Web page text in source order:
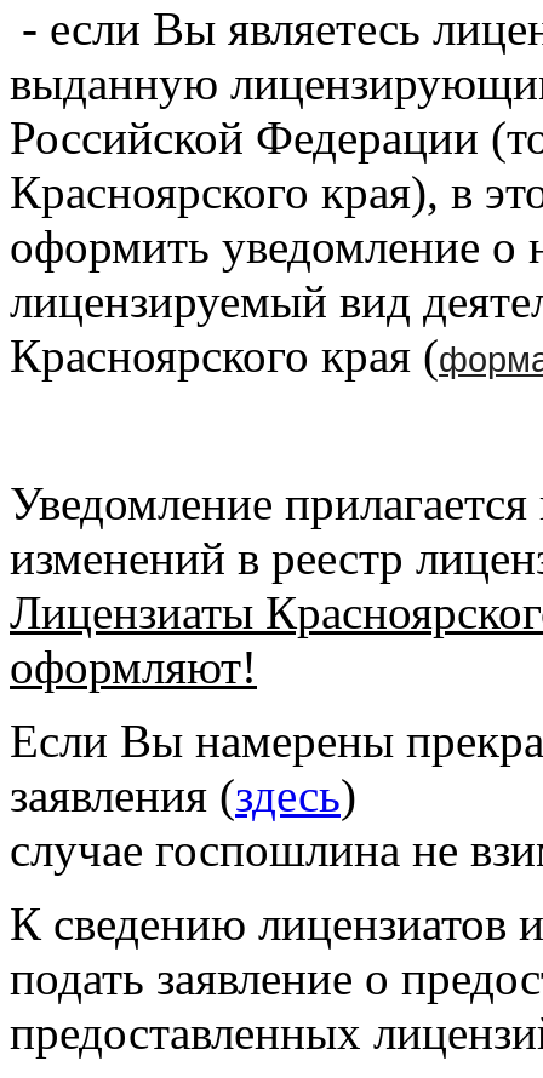
- если Вы являетесь
выданную
Российской Федерации
Красноярского края), в
оформить уведомление о
лицензируемый вид
Красноярского края (
Уведомление
изменений в реестр
Лицензиаты
оформляют!
Если Вы намерены
заявления (здесь)
случае госпошлина не
К сведению лицензиатов
подать заявление о
предоставленных